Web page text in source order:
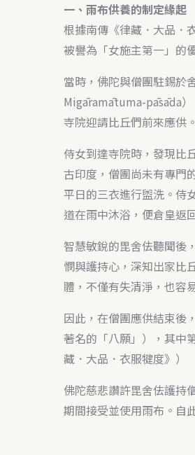
一、雨布供養的制定緣起
根據南傳《律藏．大品．
被譽為「女施主第一」的
當時，佛陀與僧團駐錫於
Migāramātuma-pāsāda
寺院迎請比丘們前來應供。
侍女到達寺院時，發現比
古印度，僧團尚未有專門
平日的三衣進行盥洗。侍
道在雨中沐浴，便倉皇返
智慧敏銳的毘舍佉聽聞後
憫與護持心，深知出家比
體，不僅有失清淨，也容
因此，在僧團應供結束後
著名的「八願」），其
藏．大品．衣服犍度》）
佛陀慈悲讚許毘舍佉護持
期間接受並使用雨布。自